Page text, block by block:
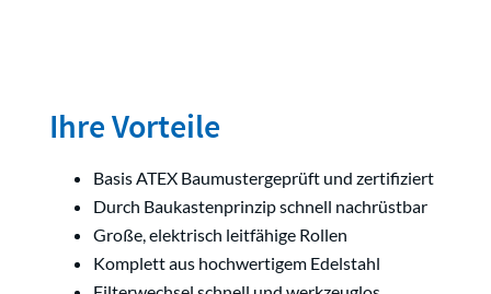
Ihre Vorteile
Basis ATEX Baumustergeprüft und zertifiziert
Durch Baukastenprinzip schnell nachrüstbar
Große, elektrisch leitfähige Rollen
Komplett aus hochwertigem Edelstahl